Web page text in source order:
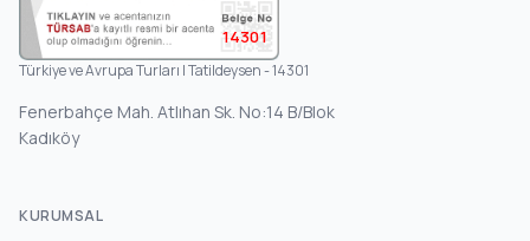
14301
Türkiye ve Avrupa Turları | Tatildeysen - 14301
Fenerbahçe Mah. Atlıhan Sk. No:14 B/Blok
Kadıköy
KURUMSAL